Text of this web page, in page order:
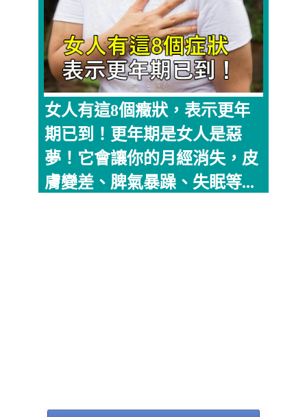
女人有這8個癥狀，表示更年
期已到！更年期是女人是惡
夢！它會讓你的月經消失，皮
膚變差、脾氣暴躁、失眠等...